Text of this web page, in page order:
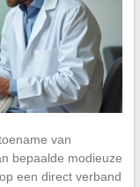
van
bepaalde modieuze
een direct verband